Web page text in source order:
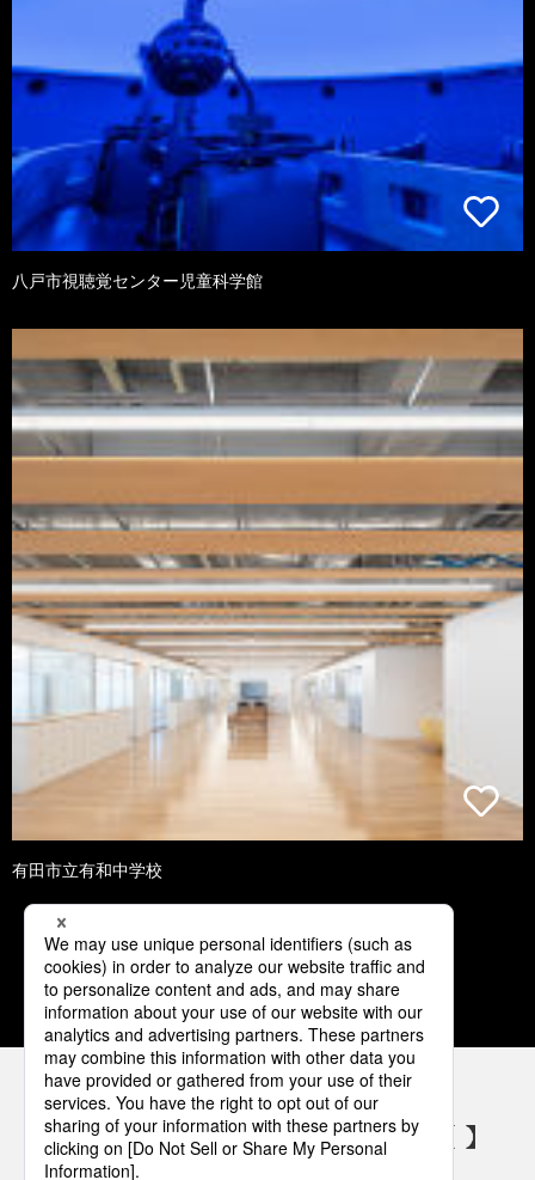
八戸市視聴覚センター児童科学館
有田市立有和中学校
1 2 3 4 5
パナソニックの電気設備 SNSアカウント